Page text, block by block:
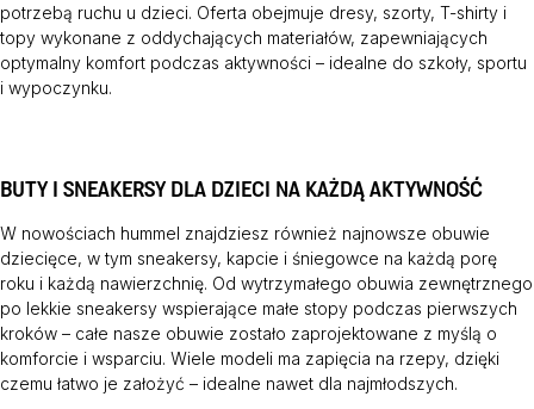
potrzebą ruchu u dzieci. Oferta obejmuje dresy, szorty, T-shirty i
topy wykonane z oddychających materiałów, zapewniających
optymalny komfort podczas aktywności – idealne do szkoły, sportu
i wypoczynku.
BUTY I SNEAKERSY DLA DZIECI NA KAŻDĄ AKTYWNOŚĆ
W nowościach hummel znajdziesz również najnowsze obuwie
dziecięce, w tym sneakersy, kapcie i śniegowce na każdą porę
roku i każdą nawierzchnię. Od wytrzymałego obuwia zewnętrznego
po lekkie sneakersy wspierające małe stopy podczas pierwszych
kroków – całe nasze obuwie zostało zaprojektowane z myślą o
komforcie i wsparciu. Wiele modeli ma zapięcia na rzepy, dzięki
czemu łatwo je założyć – idealne nawet dla najmłodszych.